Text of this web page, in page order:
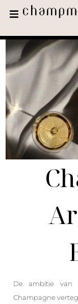
De ambitie van
Champagne